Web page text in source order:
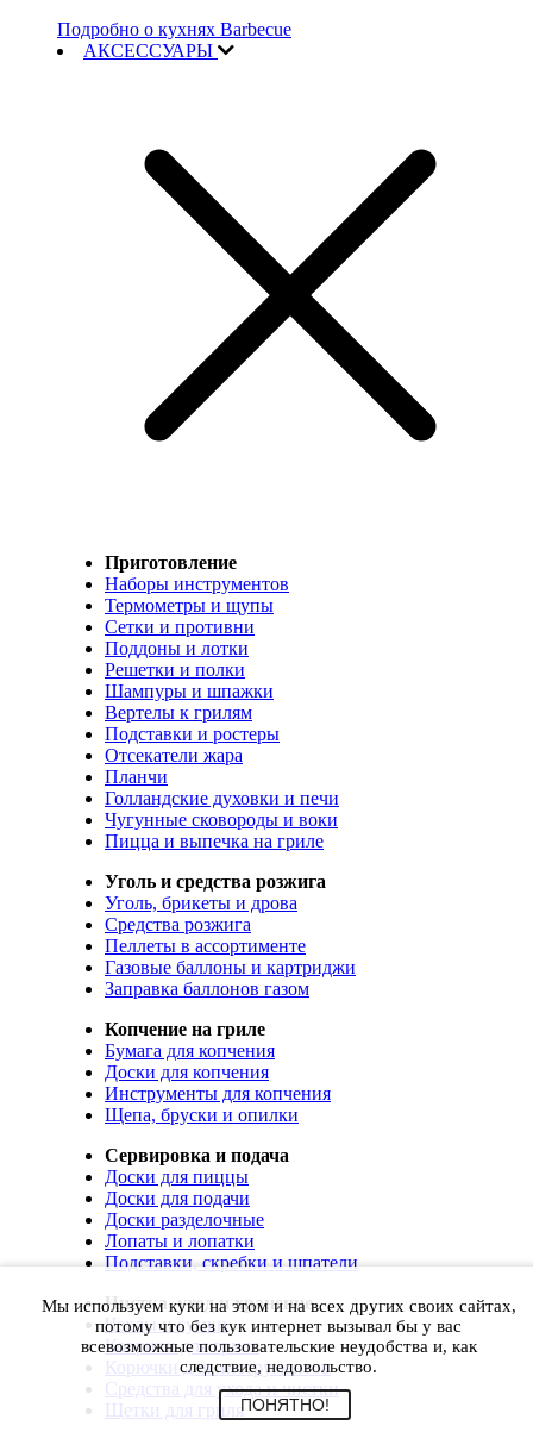
Подробно о кухнях Barbecue
АКСЕССУАРЫ
Приготовление
Наборы инструментов
Термометры и щупы
Сетки и противни
Поддоны и лотки
Решетки и полки
Шампуры и шпажки
Вертелы к грилям
Подставки и ростеры
Отсекатели жара
Планчи
Голландские духовки и печи
Чугунные сковороды и воки
Пицца и выпечка на гриле
Уголь и средства розжига
Уголь, брикеты и дрова
Средства розжига
Пеллеты в ассортименте
Газовые баллоны и картриджи
Заправка баллонов газом
Копчение на гриле
Бумага для копчения
Доски для копчения
Инструменты для копчения
Щепа, бруски и опилки
Сервировка и подача
Доски для пиццы
Доски для подачи
Доски разделочные
Лопаты и лопатки
Подставки, скребки и шпатели
Чистка, уход и хранение
Чехлы и сумки
Коврики для гриля
Корючки для инструментов
Средства для ухода и чистки
Щетки для гриля
Мы используем куки на этом и на всех других своих сайтах,
потому что без кук интернет вызывал бы у вас
всевозможные пользовательские неудобства и, как
следствие, недовольство.
ПОНЯТНО!